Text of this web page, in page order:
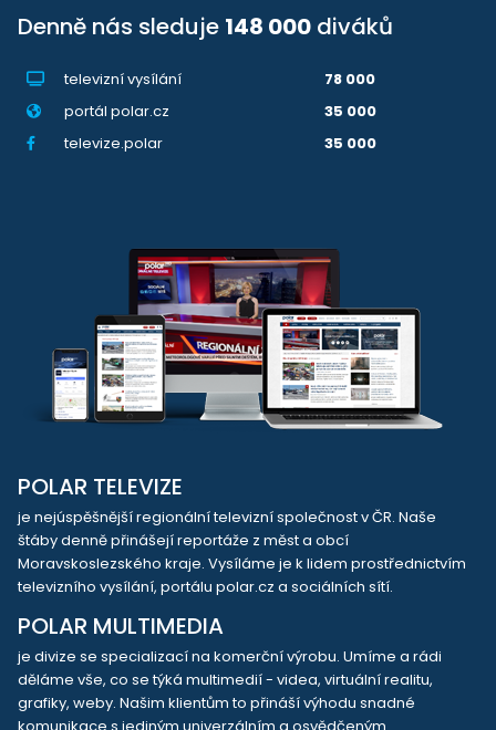
Denně nás sleduje 148 000 diváků
televizní vysílání
78 000
portál polar.cz
35 000
televize.polar
35 000
POLAR TELEVIZE
je nejúspěšnější regionální televizní společnost v ČR. Naše
štáby denně přinášejí reportáže z měst a obcí
Moravskoslezského kraje. Vysíláme je k lidem prostřednictvím
televizního vysílání, portálu polar.cz a sociálních sítí.
POLAR MULTIMEDIA
je divize se specializací na komerční výrobu. Umíme a rádi
děláme vše, co se týká multimedií - videa, virtuální realitu,
grafiky, weby. Našim klientům to přináší výhodu snadné
komunikace s jediným univerzálním a osvědčeným